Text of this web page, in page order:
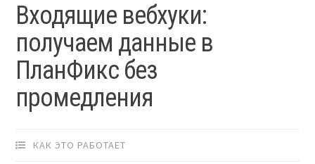
Входящие вебхуки:
получаем данные в
ПланФикс без
промедления
КАК ЭТО РАБОТАЕТ